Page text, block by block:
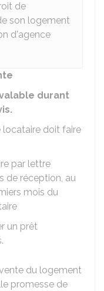
de
son logement
d'agence
durant
locataire doit faire
par lettre
de réception, au
mois du
un prêt
du logement
promesse de